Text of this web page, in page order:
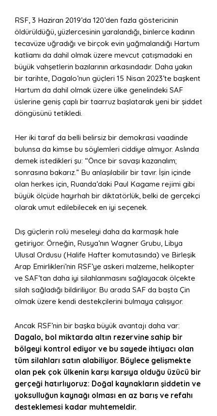
RSF, 3 Haziran 2019’da 120’den fazla göstericinin
öldürüldüğü, yüzlercesinin yaralandığı, binlerce kadının
tecavüze uğradığı ve birçok evin yağmalandığı Hartum
katliamı da dahil olmak üzere mevcut çatışmadaki en
büyük vahşetlerin bazılarının arkasındadır. Daha yakın
bir tarihte, Dagalo’nun güçleri 15 Nisan 2023’te başkent
Hartum da dahil olmak üzere ülke genelindeki SAF
üslerine geniş çaplı bir taarruz başlatarak yeni bir şiddet
döngüsünü tetikledi.
Her iki taraf da belli belirsiz bir demokrasi vaadinde
bulunsa da kimse bu söylemleri ciddiye almıyor. Aslında
demek istedikleri şu: “Önce bir savaşı kazanalım;
sonrasına bakarız.” Bu anlaşılabilir bir tavır. İşin içinde
olan herkes için, Ruanda’daki Paul Kagame rejimi gibi
büyük ölçüde hayırhah bir diktatörlük, belki de gerçekçi
olarak umut edilebilecek en iyi seçenek.
Dış güçlerin rolü meseleyi daha da karmaşık hale
getiriyor. Örneğin, Rusya’nın Wagner Grubu, Libya
Ulusal Ordusu (Halife Hafter komutasında) ve Birleşik
Arap Emirlikleri’nin RSF’ye askeri malzeme, helikopter
ve SAF’tan daha iyi silahlanmasını sağlayacak ölçekte
silah sağladığı bildiriliyor. Bu arada SAF da başta Çin
olmak üzere kendi destekçilerini bulmaya çalışıyor.
Ancak RSF’nin bir başka büyük avantajı daha var:
Dagalo, bol miktarda altın rezervine sahip bir
bölgeyi kontrol ediyor ve bu sayede ihtiyacı olan
tüm silahları satın alabiliyor. Böylece gelişmekte
olan pek çok ülkenin karşı karşıya olduğu üzücü bir
gerçeği hatırlıyoruz: Doğal kaynakların şiddetin ve
yoksulluğun kaynağı olması en az barış ve refahı
desteklemesi kadar muhtemeldir.